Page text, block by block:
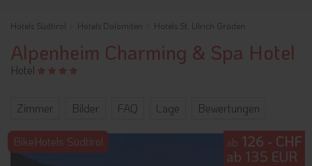
Hotels Südtirol Hotels Dolomiten Hotels St. Ulrich Gröden
Alpenheim Charming & Spa Hotel
Hotel
Zimmer Bilder FAQ Lage Bewertungen
BikeHotels Südtirol ab 126 - CHF
ab 135 EUR